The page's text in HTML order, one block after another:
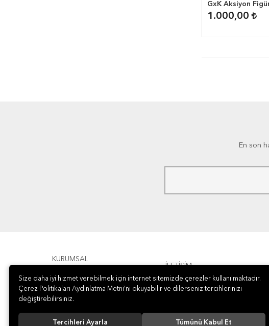
GxK Aksiyon
Suko
1.000,00
En son
KURUMSAL
ÖDEME
İLETİŞİM
Size daha iyi hizmet verebilmek için internet sitemizde çerezler kullanılmaktadır.
Çerez Politikaları Aydınlatma Metni’ni okuyabilir ve dilerseniz tercihlerinizi
değiştirebilirsiniz.
Tercihleri Ayarla Tümünü Kabul Et